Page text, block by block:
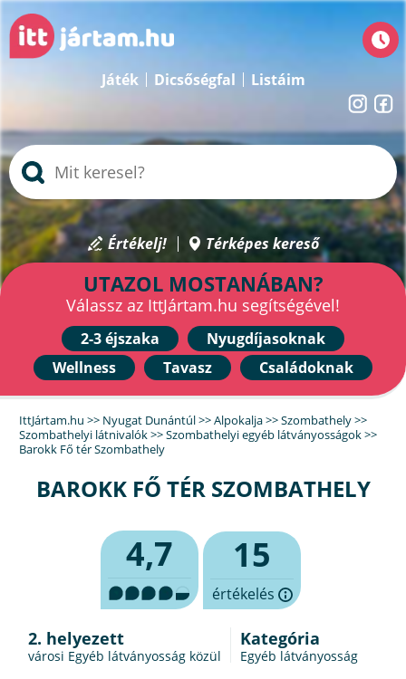
Játék Dicsőségfal Listáim
Értékelj! Térképes kereső
UTAZOL MOSTANÁBAN?
Válassz az IttJártam.hu segítségével!
2-3 éjszaka
Nyugdíjasoknak
Wellness
Tavasz Családoknak
IttJártam.hu >> Nyugat Dunántúl>>Alpokalja>>Szombathely>>
Szombathelyi látnivalók>>Szombathelyi egyéb látványosságok>>
Barokk Fő tér Szombathely
BAROKK FŐ TÉR SZOMBATHELY
4,7 15
értékelés
2. helyezett
városi Egyéb látványosság közül
Kategória
Egyéb látványosság